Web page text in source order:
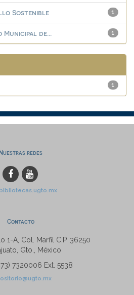
1
Sostenible
1
Municipal de...
1
redes
Contacto
1-A, Col. Marfil C.P. 36250
Gto., México
7320006 Ext. 5538